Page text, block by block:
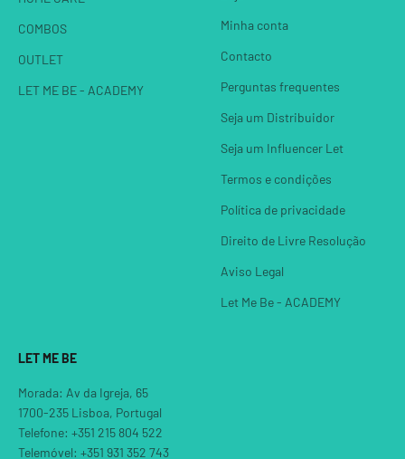
COMBOS
OUTLET
LET ME BE - ACADEMY
Minha conta
Contacto
Perguntas frequentes
Seja um Distribuidor
Seja um Influencer Let
Termos e condições
Política de privacidade
Direito de Livre Resolução
Aviso Legal
Let Me Be - ACADEMY
LET ME BE
Morada: Av da Igreja, 65
1700-235 Lisboa, Portugal
Telefone: +351 215 804 522
Telemóvel: +351 931 352 743